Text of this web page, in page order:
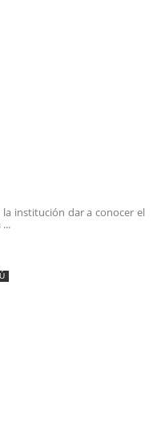
la institución dar a conocer el